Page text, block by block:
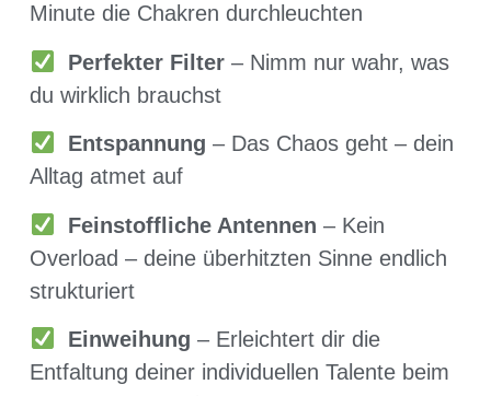
Minute die Chakren durchleuchten
Perfekter Filter– Nimm nur wahr, was
du wirklich brauchst
Entspannung – Das Chaos geht – dein
Alltag atmet auf
Feinstoffliche Antennen – Kein
Overload – deine überhitzten Sinne endlich
strukturiert
Einweihung – Erleichtert dir die
Entfaltung deiner individuellen Talente beim